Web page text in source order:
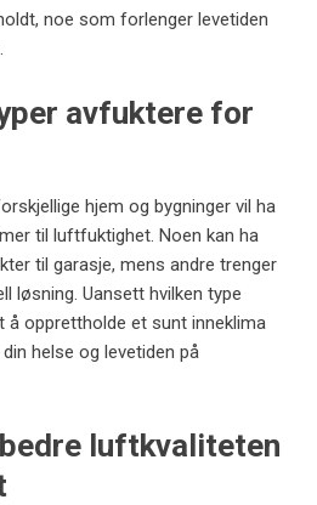
noe som forlenger levetiden
avfuktere for
hjem og bygninger vil ha
til luftfuktighet. Noen kan ha
til garasje, mens andre trenger
løsning. Uansett hvilken type
å opprettholde et sunt inneklima
helse og levetiden på
luftkvaliteten